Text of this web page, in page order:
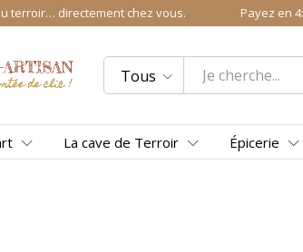
terroir… directement chez vous. Payez en
Tous
La cave de Terroir Épicerie